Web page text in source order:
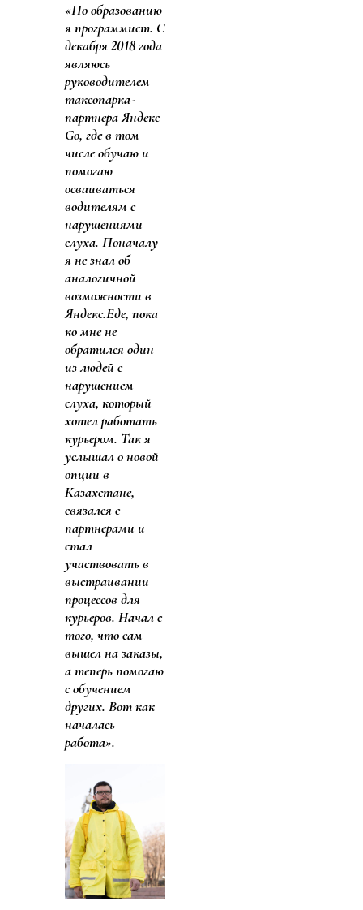
«По образованию
я программист. С
декабря 2018 года
являюсь
руководителем
таксопарка-
партнераЯндекс
Go, где в том
числе обучаю и
помогаю
осваиваться
водителям с
нарушениями
слуха. Поначалу
я не знал об
аналогичной
возможности в
Яндекс.Еде, пока
ко мне не
обратился один
из людей с
нарушением
слуха, который
хотел работать
курьером. Так я
услышал о новой
опции в
Казахстане,
связался с
партнерами и
стал
участвовать в
выстраивании
процессов для
курьеров. Начал с
того, что сам
вышел на заказы,
а теперь помогаю
с обучением
других. Вот как
началась
работа».